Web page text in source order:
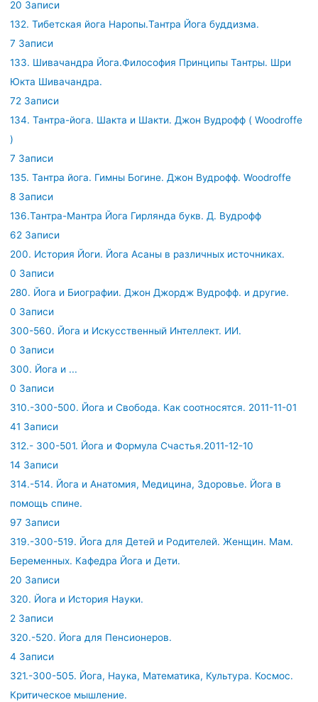
20 Записи
132. Тибетская йога Наропы.Тантра Йога буддизма.
7 Записи
133. Шивачандра Йога.Философия Принципы Тантры. Шри
Юкта Шивачандра.
72 Записи
134. Тантра-йога. Шакта и Шакти. Джон Вудрофф ( Woodroffe
)
7 Записи
135. Тантра йога. Гимны Богине. Джон Вудрофф. Woodroffe
8 Записи
136.Тантра-Мантра Йога Гирлянда букв. Д. Вудрофф
62 Записи
200. История Йоги. Йога Асаны в различных источниках.
0 Записи
280. Йога и Биографии. Джон Джордж Вудрофф. и другие.
0 Записи
300-560. Йога и Искусственный Интеллект. ИИ.
0 Записи
300. Йога и ...
0 Записи
310.-300-500. Йога и Свобода. Как соотносятся. 2011-11-01
41 Записи
312.- 300-501. Йога и Формула Счастья.2011-12-10
14 Записи
314.-514. Йога и Анатомия, Медицина, Здоровье. Йога в
помощь спине.
97 Записи
319.-300-519. Йога для Детей и Родителей. Женщин. Мам.
Беременных. Кафедра Йога и Дети.
20 Записи
320. Йога и История Науки.
2 Записи
320.-520. Йога для Пенсионеров.
4 Записи
321.-300-505. Йога, Наука, Математика, Культура. Космос.
Критическое мышление.